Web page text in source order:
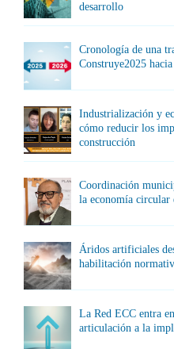
desarrollo
Cronología de una
Construye2025
Industrialización y
cómo reducir los
construcción
Coordinación
la economía circular
Áridos artificiales
habilitación
La Red ECC entra
articulación a la